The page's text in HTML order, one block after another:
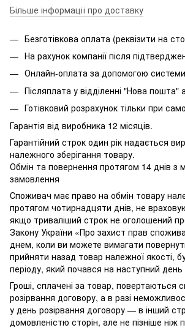
Більше інформації про доставку
Безготівкова оплата (реквізити на
На рахунок компанії після
Онлайн-оплата за допомогою
Післяплата у відділенні "Нова
Готівковий розрахунок тільки при
Гарантія від виробника 12 місяців.
Гарантійний строк один рік надається
належного зберігання товару.
Обмін та повернення протягом 14 днів з
замовлення
Споживач має право на обмін товару
протягом чотирнадцяти днів, не
якщо триваліший строк не оголошений
Закону України «Про захист прав
днем, коли ви можете вимагати
прийняти назад товар належної якості,
періоду, який почався на наступний день
Гроші, сплачені за товар, повертаються
розірвання договору, а в разі
у день розірвання договору — в інший
домовленістю сторін, але не пізніше ніж